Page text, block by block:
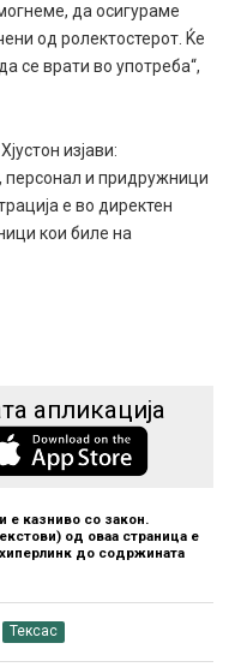
да осигураме
од ролектостерот. Ќе
се врати во употреба“,
изјави:
персонал и придружници
е во директен
кои биле на
апликација
е казниво со закон.
од оваа страница е
до содржината
Тексас